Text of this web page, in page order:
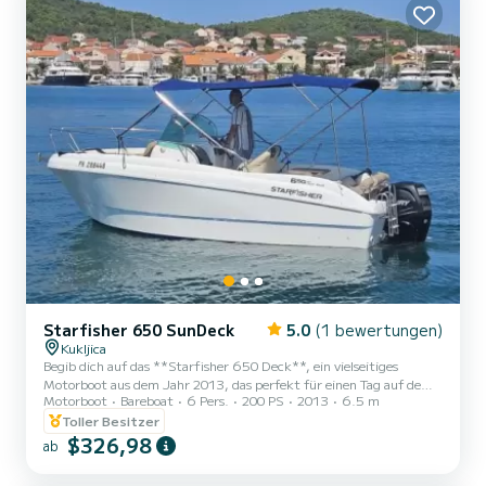
Buchten erkunden, lokales Essen probieren oder einfach nur...
Starfisher 650 SunDeck 5.0 (1 bewertungen)
Kukljica
Begib dich auf das **Starfisher 650 Deck**, ein vielseitiges
Motorboot aus dem Jahr 2013, das perfekt für einen Tag auf dem
Wasser ist. Mit einer Länge von 6,5 Metern und einem 200 PS
Mercury-Motor bietet dieses Boot eine reibungslose Fahrt für bis
zu 6 Personen. Es verfügt über die wesentliche Ausstattung wie
GPS für eine einfache Navigation und ein USB-Radio für
Motorboot Bareboat 6 Pers. 200 PS 2013
6.5 m
Toller Besitzer
ab $326,98